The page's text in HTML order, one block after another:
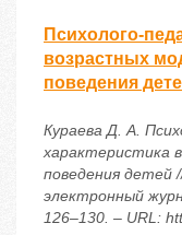
Психолого-
возрастных
поведения
Кураева Д. А.
характеристика
поведения детей
электронный
126–130. – URL: